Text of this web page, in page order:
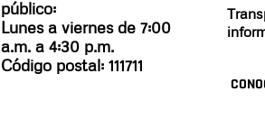
público:
Lunes a viernes de 7:00
a.m. a 4:30 p.m.
Código postal: 111711